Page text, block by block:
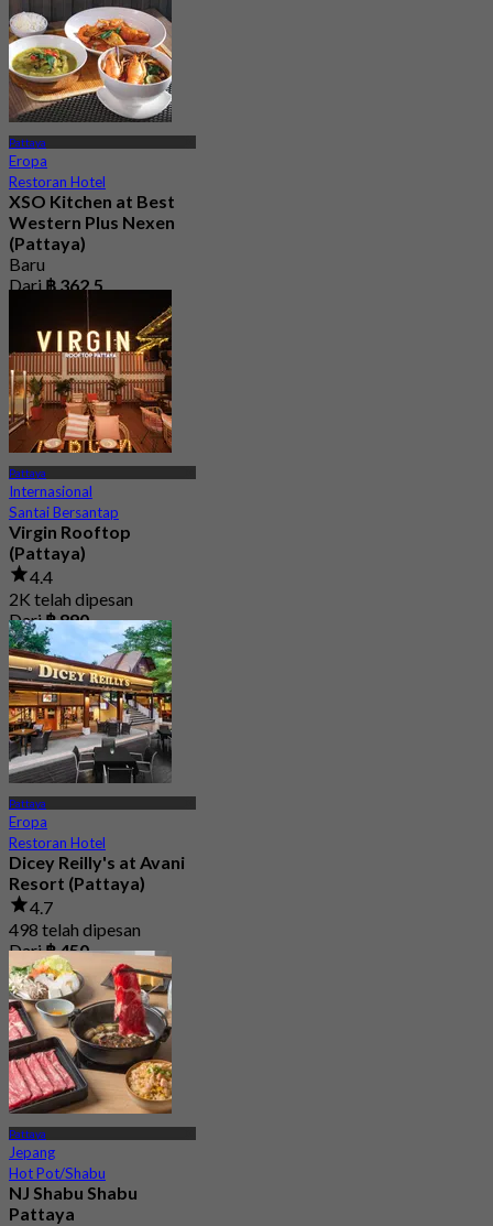
Pattaya
Eropa
Restoran Hotel
XSO Kitchen at Best
Western Plus Nexen
(Pattaya)
Baru
Dari฿ 362.5
Pattaya
Internasional
Santai Bersantap
Virgin Rooftop
(Pattaya)
4.4
2K telah dipesan
Dari฿ 890
Pattaya
Eropa
Restoran Hotel
Dicey Reilly's at Avani
Resort (Pattaya)
4.7
498 telah dipesan
Dari฿ 450
Pattaya
Jepang
Hot Pot/Shabu
NJ Shabu Shabu
Pattaya